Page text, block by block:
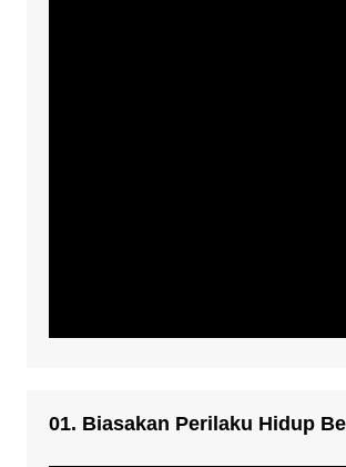
01. Biasakan Perilaku Hidup